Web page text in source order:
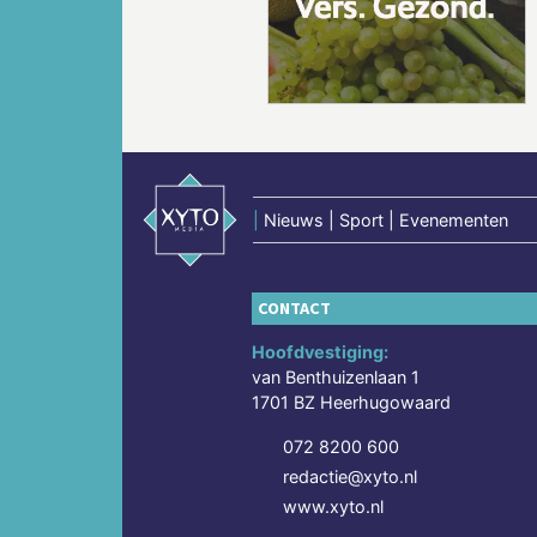
Nieuws | Sport | Evenementen
CONTACT
Hoofdvestiging:
van Benthuizenlaan 1
1701 BZ Heerhugowaard
072 8200 600
redactie@xyto.nl
www.xyto.nl